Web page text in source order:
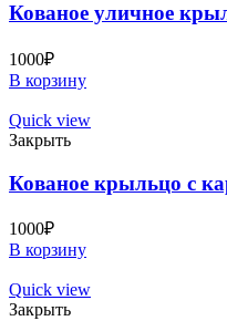
Кованое уличное
1000₽
В корзину
Quick view
Закрыть
Кованое крыльцо с
1000₽
В корзину
Quick view
Закрыть